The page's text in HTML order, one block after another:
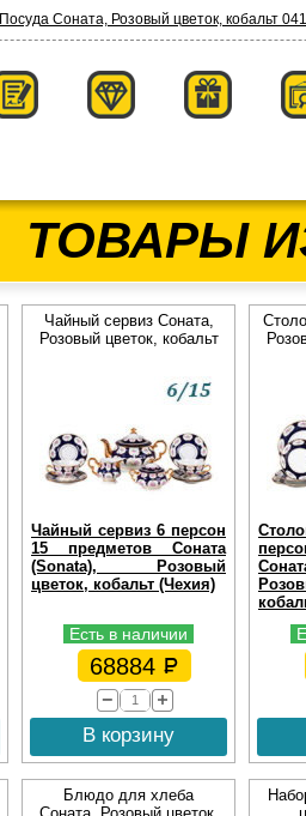
Посуда Соната, Розовый цветок, кобальт
ТОВАРЫ
Чайный сервиз Соната,
Розовый цветок, кобальт
Чайный сервиз 6 персон
15 предметов Соната
(Sonata), Розовый
цветок, кобальт (Чехия)
Есть в наличии
68884
В корзину
Блюдо для хлеба